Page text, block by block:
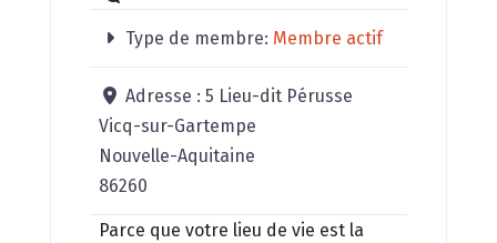
Type de membre: Membre actif
Adresse :5 Lieu-dit Pérusse
Vicq-sur-Gartempe
Nouvelle-Aquitaine
86260
Parce que votre lieu de vie est la